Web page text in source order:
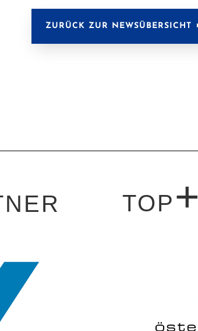
ZURÜCK ZUR NEWSÜBERSICHT
TOP+